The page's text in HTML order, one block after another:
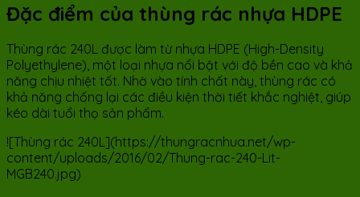
Đặc điểm của thùng rác nhựa HDPE
Thùng rác 240L được làm từ nhựa HDPE (High-Density
Polyethylene), một loại nhựa nổi bật với độ bền cao và khả
năng chịu nhiệt tốt. Nhờ vào tính chất này, thùng rác có
khả năng chống lại các điều kiện thời tiết khắc nghiệt, giúp
kéo dài tuổi thọ sản phẩm.
![Thùng rác 240L](https://thungracnhua.net/wp-
content/uploads/2016/02/Thung-rac-240-Lit-
MGB240.jpg)